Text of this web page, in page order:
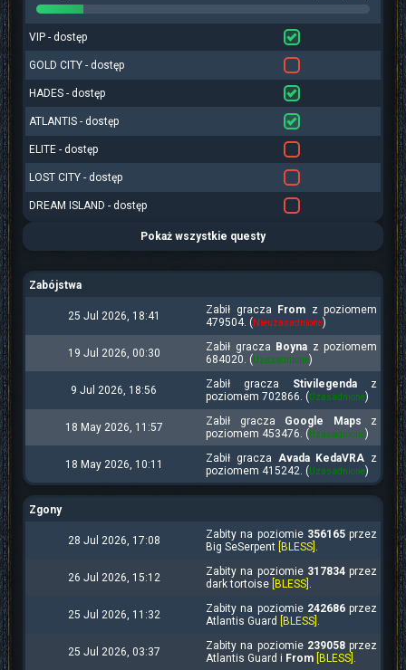
VIP - dostęp
GOLD CITY - dostęp
HADES - dostęp
ATLANTIS - dostęp
ELITE - dostęp
LOST CITY - dostęp
DREAM ISLAND - dostęp
Pokaż wszystkie questy
Zabójstwa
25 Jul 2026, 18:41 Zabił gracza From z poziomem
479504. ( Nieuzasadnione)
19 Jul 2026, 00:30 Zabił gracza Boyna z poziomem
684020. ( Uzasadnione)
9 Jul 2026, 18:56 Zabił gracza Stivilegenda z
poziomem 702866. ( Uzasadnione)
18 May 2026, 11:57 Zabił gracza Google Maps z
poziomem 453476. ( Uzasadnione)
18 May 2026, 10:11 Zabił gracza Avada KedaVRA z
poziomem 415242. ( Uzasadnione)
Zgony
28 Jul 2026, 17:08 Zabity na poziomie 356165przez
Big SeSerpent [BLESS] .
26 Jul 2026, 15:12 Zabity na poziomie 317834przez
dark tortoise [BLESS] .
25 Jul 2026, 11:32 Zabity na poziomie 242686przez
Atlantis Guard
[BLESS] .
25 Jul 2026, 03:37 Zabity na poziomie 239058przez
Atlantis Guard i From [BLESS] .